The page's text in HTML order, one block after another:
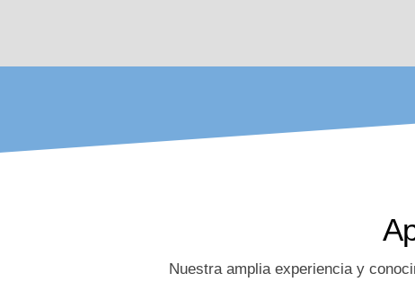
Nuestra amplia experiencia y